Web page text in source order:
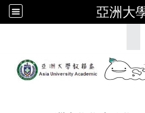
亞洲大